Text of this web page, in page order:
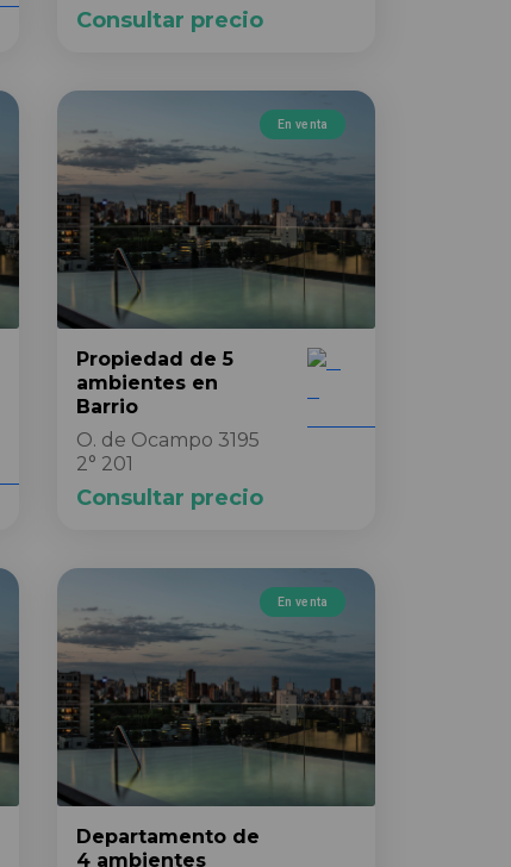
Consultar precio
En venta
Propiedad de 5
ambientes en
Barrio
O. de Ocampo 3195
2° 201
Consultar precio
En venta
Departamento de
4 ambientes